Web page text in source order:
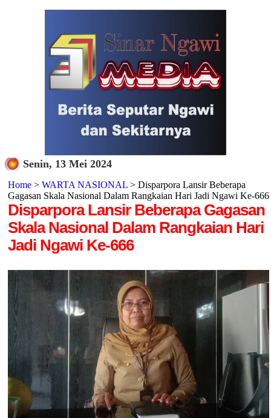
Senin, 13 Mei 2024
Home> WARTA NASIONAL> Disparpora Lansir Beberapa
Gagasan Skala Nasional Dalam Rangkaian Hari Jadi Ngawi Ke-666
Disparpora Lansir Beberapa Gagasan
Skala Nasional Dalam Rangkaian Hari
Jadi Ngawi Ke-666